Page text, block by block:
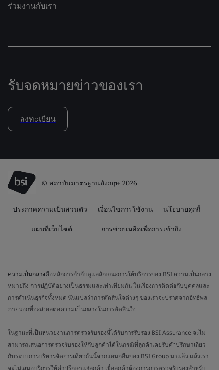
ร่วมงานกับเรา
รับจดหมายข่าวของเรา
ลงทะเบียน
© สถาบันมาตรฐานอังกฤษ 2026
ประกาศความเป็นส่วนตัว เงื่อนไขการใช้งาน นโยบายคุกกี้
แผนที่เว็บไซต์ การช่วยเหลือเพื่อการเข้าถึง
ความเป็นกลางคือหลักการกำกับดูแลลักษณะการให้บริการของ BSI ความเป็นกลาง
หมายถึง การปฏิบัติอย่างเป็นธรรมและเท่าเทียมกัน ในเรื่องการติดต่อกับบุคคลและ
การดำเนินธุรกิจทั้งหมด นั่นแปลว่าการตัดสินใจต่างๆ ของเราจะปราศจากอิทธิพล
ภายนอกที่จะส่งผลต่อความเป็นกลางในการตัดสินใจ
ในฐานะที่เป็นหน่วยงานการตรวจรับรองที่ได้รับการรับรอง BSI Assurance จะไม่
สามารถเสนอการตรวจรับรองให้กับลูกค้าได้ในกรณีที่ลูกค้าเคยรับคำปรึกษาเกี่ยว
กับระบบการบริหารจัดการเดียวกันนี้จากแผนกอื่นของ BSI Group มาแล้ว แล้วเรา
จะไม่เสนอบริการให้คำปรึกษาแก่ลูกค้า เมื่อลูกค้าต้องการการตรวจรับรองสำหรับ